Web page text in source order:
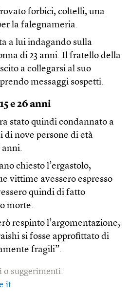
forbici, coltelli, una
la falegnameria.
a lui indagando sulla
di 23 anni. Il fratello della
a collegarsi al suo
messaggi sospetti.
e 26 anni
stato quindi condannato a
nove persone di età
anni.
chiesto l’ergastolo,
vittime avessero espresso
quindi di fatto
morte.
respinto l’argomentazione,
si fosse approfittato di
fragili”.
o suggerimenti: